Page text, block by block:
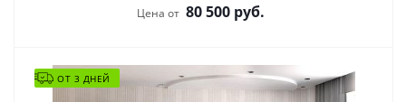
Цена от 80 500 руб.
ОТ 3 ДНЕЙ